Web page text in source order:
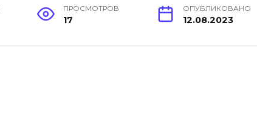
ПРОСМОТРОВ
17
ОПУБЛИКОВАНО
12.08.2023